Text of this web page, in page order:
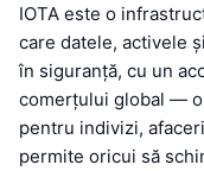
IOTA este o
care datele, activele
în siguranță, cu un
comerțului global —
pentru indivizi,
permite oricui să